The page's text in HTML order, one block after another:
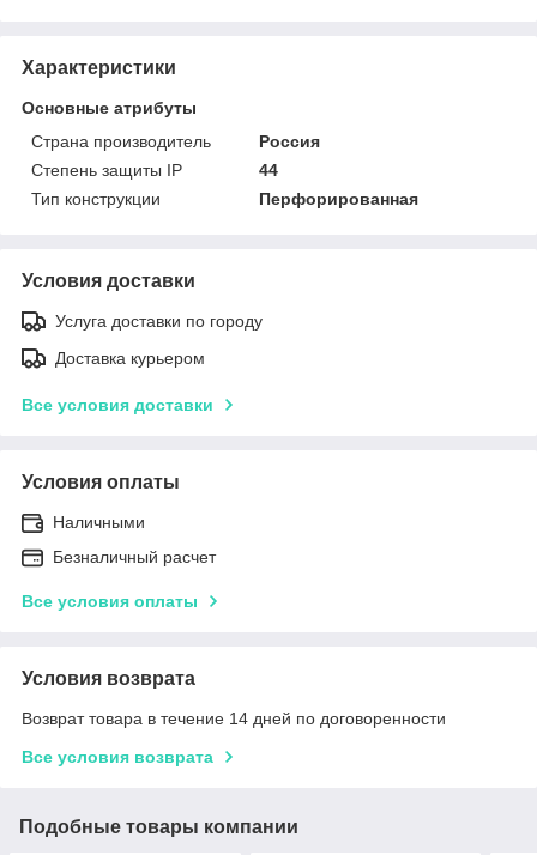
Характеристики
Основные атрибуты
Страна производитель
Россия
Степень защиты IP
44
Тип конструкции
Перфорированная
Условия доставки
Услуга доставки по городу
Доставка курьером
Все условия доставки
Условия оплаты
Наличными
Безналичный расчет
Все условия оплаты
Условия возврата
Возврат товара в течение 14 дней по договоренности
Все условия возврата
Подобные товары компании